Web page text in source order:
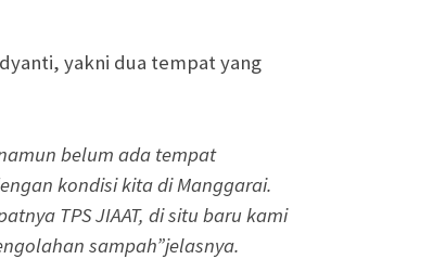
yakni dua tempat yang
belum ada tempat
kondisi kita di Manggarai.
TPS JIAAT, di situ baru kami
sampah”jelasnya.